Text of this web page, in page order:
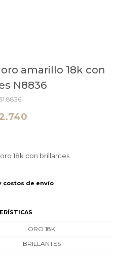
amarillo 18k con
N8836
2.740
18k con brillantes.
costos de envío
ORO 18K
BRILLANTES